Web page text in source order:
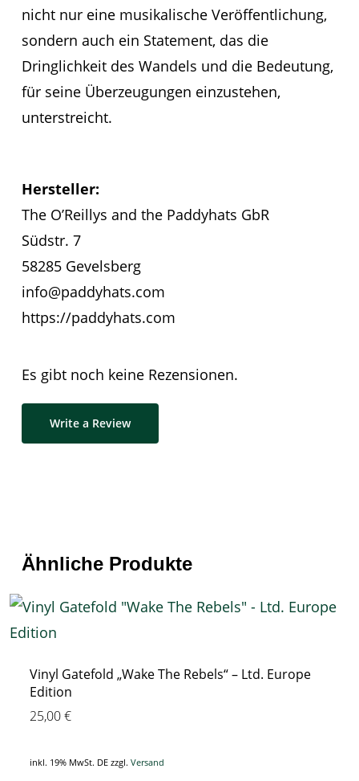
nicht nur eine musikalische Veröffentlichung,
sondern auch ein Statement, das die
Dringlichkeit des Wandels und die Bedeutung,
für seine Überzeugungen einzustehen,
unterstreicht.
Hersteller:
The O’Reillys and the Paddyhats GbR
Südstr. 7
58285 Gevelsberg
info@paddyhats.com
https://paddyhats.com
Es gibt noch keine Rezensionen.
Write a Review
Ähnliche Produkte
Vinyl Gatefold „Wake The Rebels“ – Ltd. Europe
Edition
25,00€
inkl. 19% MwSt. DE zzgl. Versand